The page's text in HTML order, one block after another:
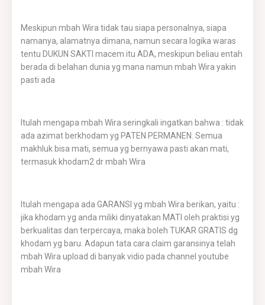
Meskipun mbah Wira tidak tau siapa personalnya, siapa
namanya, alamatnya dimana, namun secara logika waras
tentu DUKUN SAKTI macem itu ADA, meskipun beliau entah
berada di belahan dunia yg mana namun mbah Wira yakin
pasti ada
Itulah mengapa mbah Wira seringkali ingatkan bahwa : tidak
ada azimat berkhodam yg PATEN PERMANEN. Semua
makhluk bisa mati, semua yg bernyawa pasti akan mati,
termasuk khodam2 dr mbah Wira
Itulah mengapa ada GARANSI yg mbah Wira berikan, yaitu :
jika khodam yg anda miliki dinyatakan MATI oleh praktisi yg
berkualitas dan terpercaya, maka boleh TUKAR GRATIS dg
khodam yg baru. Adapun tata cara claim garansinya telah
mbah Wira upload di banyak vidio pada channel youtube
mbah Wira